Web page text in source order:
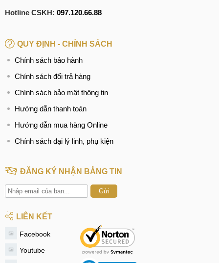
Hotline CSKH: 097.120.66.88
QUY ĐỊNH - CHÍNH SÁCH
Chính sách bảo hành
Chính sách đổi trả hàng
Chính sách bảo mật thông tin
Hướng dẫn thanh toán
Hướng dẫn mua hàng Online
Chính sách đại lý linh, phụ kiện
ĐĂNG KÝ NHẬN BẢNG TIN
Gửi
LIÊN KẾT
Facebook
Youtube